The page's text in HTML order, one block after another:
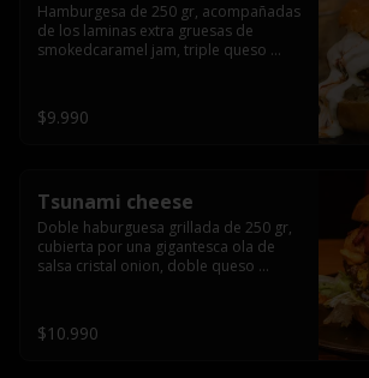
Hamburgesa de 250 gr, acompañadas
de los laminas extra gruesas de
smokedcaramel jam, triple queso
$9.990
Tsunami cheese
Doble haburguesa grillada de 250 gr,
cubierta por una gigantesca ola de
salsa cristal onion, doble queso
grill y los mas ricos jalapeños
jalapeños de todo texas.
$10.990